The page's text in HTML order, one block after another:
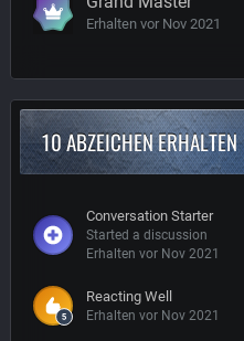
Erhalten vor Nov 2021
10 ABZEICHEN ERHALTEN
Conversation Starter
Started a discussion
Erhalten vor Nov 2021
Reacting Well
Erhalten vor Nov 2021